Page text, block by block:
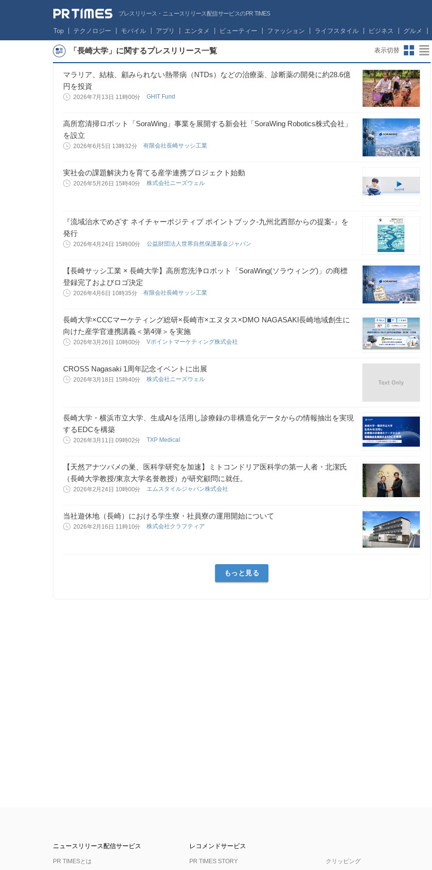
プレスリリース・ニュースリリース配信サービスのPR TIMES
Top テクノロジー モバイル アプリ エンタメ ビューティー ファッション ライフスタイル ビジネス グルメ
「長崎大学」に関するプレスリリース一覧 表示切替
マラリア、結核、顧みられない熱帯病（NTDs）などの治療薬、診断薬の開発に約28.6億
円を投資
2026年7月13日 11時00分 GHIT Fund
高所窓清掃ロボット「SoraWing」事業を展開する新会社「SoraWing Robotics株式会社」
を設立
2026年6月5日 13時32分 有限会社長崎サッシ工業
実社会の課題解決力を育てる産学連携プロジェクト始動
2026年5月26日 15時40分 株式会社ニーズウェル
『流域治水でめざす ネイチャーポジティブ ポイントブック-九州北西部からの提案-』を
発行
2026年4月24日 15時00分 公益財団法人世界自然保護基金ジャパン
【長崎サッシ工業 × 長崎大学】高所窓洗浄ロボット「SoraWing(ソラウィング)」の商標
登録完了およびロゴ決定
2026年4月6日 10時35分 有限会社長崎サッシ工業
長崎大学×CCCマーケティング総研×長崎市×エヌタス×DMO NAGASAKI長崎地域創生に
向けた産学官連携講義＜第4弾＞を実施
2026年3月26日 10時00分 Vポイントマーケティング株式会社
CROSS Nagasaki 1周年記念イベントに出展
2026年3月18日 15時40分 株式会社ニーズウェル
長崎大学・横浜市立大学、生成AIを活用し診療録の非構造化データからの情報抽出を実現
するEDCを構築
2026年3月11日 09時02分 TXP Medical
【天然アナツバメの巣、医科学研究を加速】ミトコンドリア医科学の第一人者・北潔氏
（長崎大学教授/東京大学名誉教授）が研究顧問に就任。
2026年2月24日 10時00分 エムスタイルジャパン株式会社
当社遊休地（長崎）における学生寮・社員寮の運用開始について
2026年2月16日 11時10分 株式会社クラフティア
もっと見る
ニュースリリース配信サービス
PR TIMESとは
レコメンドサービス
PR TIMES STORY クリッピング